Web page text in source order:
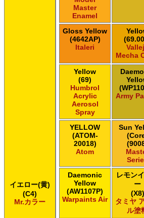
ＧＳＩクレオス アクリジョン
ＧＳＩクレオス ガンダムカラー
ＧＳＩクレオス ガンダムカラー
ＧＳＩクレオス ガンダムカラース
ＧＳＩクレオス ガンダムカラース
ＧＳＩクレオス ガンダムマーカー
ＧＳＩクレオス 水性ホビーカラー
イエロー(黄)
(C4)
Mr.カラー
Master
Enamel
Gloss Yellow
(4642AP)
Italeri
Mecha
Yellow
(69)
Humbrol
Acrylic
Aerosol
Spray
Army
YELLOW
(ATOM-
20018)
Atom
Sun
Daemonic
Yellow
(AW1107P)
Warpaints Air
レモン
ー
(X8)
タミヤ
ル塗